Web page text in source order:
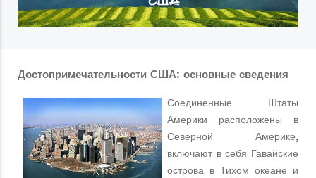
Достопримечательности США: основные сведения
Соединенные Штаты
Америки расположены в
Северной Америке,
включают в себя Гавайские
острова в Тихом океане и